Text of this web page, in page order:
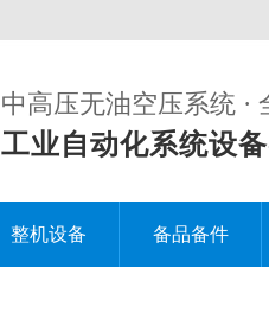
中高压无油空压系统 ·
工业自动化系统设
整机设备 备品备件